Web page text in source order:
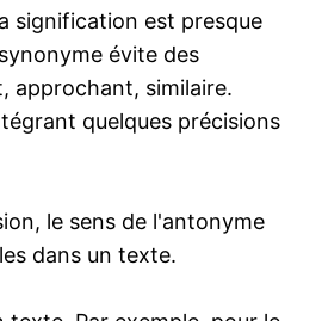
signification est presque
évite des
approchant, similaire.
quelques précisions
le sens de l'antonyme
dans un texte.